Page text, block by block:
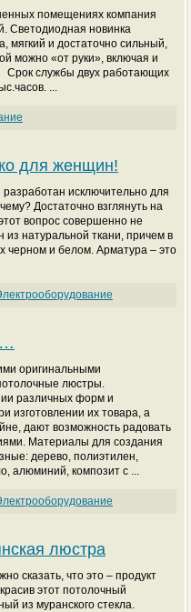
помещениях компания
Светодиодная новинка
мягкий и достаточно сильный,
можно «от руки», включая и
Срок службы двух работающих
...
для женщин!
исключительно для
Достаточно взглянуть на
вопрос совершенно не
натуральной ткани, причем в
черном и белом. Арматура – это
оригинальными
люстры.
различных форм и
изготовлении их товара, а
дают возможность радовать
Материалы для создания
дерево, полиэтилен,
алюминий, композит с ...
люстра
сказать, что это – продукт
этот потолочный
из муранского стекла.